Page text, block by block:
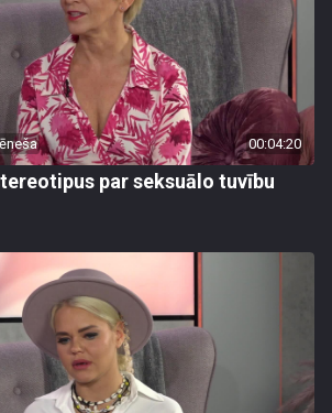
00:04:20
par seksuālo tuvību